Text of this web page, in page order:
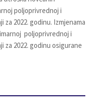
poljoprivrednoj i
2022. godinu. Izmjenama
poljoprivrednoj i
2022. godinu osigurane